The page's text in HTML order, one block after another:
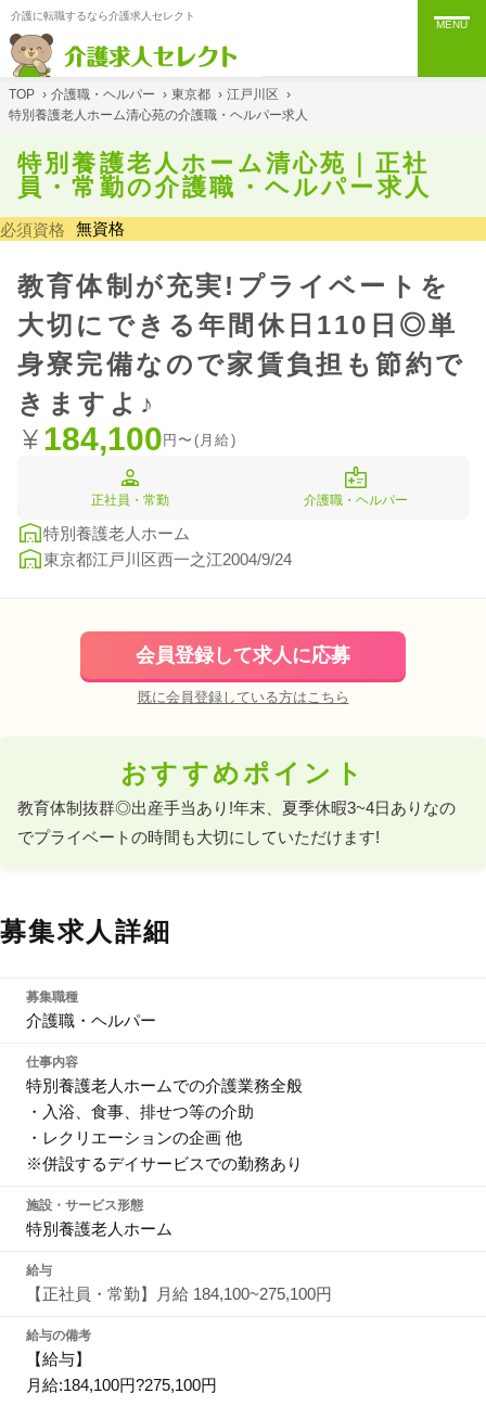
介護に転職するなら介護求人セレクト
MENU
TOP › 介護職・ヘルパー › 東京都 › 江戸川区 ›
特別養護老人ホーム清心苑の介護職・ヘルパー求人
特別養護老人ホーム清心苑｜正社
員・常勤の介護職・ヘルパー求人
必須資格 無資格
教育体制が充実!プライベートを
大切にできる年間休日110日◎単
身寮完備なので家賃負担も節約で
きますよ♪
184,100円〜(月給)
正社員・常勤 介護職・ヘルパー
特別養護老人ホーム
東京都江戸川区西一之江2004/9/24
会員登録して求人に応募
既に会員登録している方はこちら
おすすめポイント
教育体制抜群◎出産手当あり!年末、夏季休暇3~4日ありなの
でプライベートの時間も大切にしていただけます!
募集求人詳細
募集職種
介護職・ヘルパー
仕事内容
特別養護老人ホームでの介護業務全般
・入浴、食事、排せつ等の介助
・レクリエーションの企画 他
※併設するデイサービスでの勤務あり
施設・サービス形態
特別養護老人ホーム
給与
【正社員・常勤】月給 184,100~275,100円
給与の備考
【給与】
月給:184,100円?275,100円